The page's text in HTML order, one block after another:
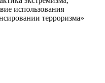
использования
терроризма»